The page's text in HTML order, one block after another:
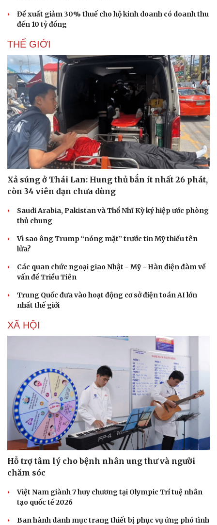
Thể thao
Bóng đá
Lịch thi đấu bóng đá
eSports
Hậu trường
Ô tô - Xe máy
Ô tô
Xe máy
Tư vấn
Đề xuất giảm 30% thuế cho hộ kinh doanh có doanh thu
đến 10 tỷ đồng
THẾ GIỚI
Xả súng ở Thái Lan: Hung thủ bắn ít nhất 26 phát,
còn 34 viên đạn chưa dùng
Saudi Arabia, Pakistan và Thổ Nhĩ Kỳ ký hiệp ước phòng
thủ chung
Vì sao ông Trump “nóng mặt” trước tin Mỹ thiếu tên
lửa?
Các quan chức ngoại giao Nhật - Mỹ - Hàn điện đàm về
vấn đề Triều Tiên
Trung Quốc đưa vào hoạt động cơ sở điện toán AI lớn
nhất thế giới
XÃ HỘI
Hỗ trợ tâm lý cho bệnh nhân ung thư và người
chăm sóc
Việt Nam giành 7 huy chương tại Olympic Trí tuệ nhân
tạo quốc tế 2026
Ban hành danh mục trang thiết bị phục vụ ứng phó tình